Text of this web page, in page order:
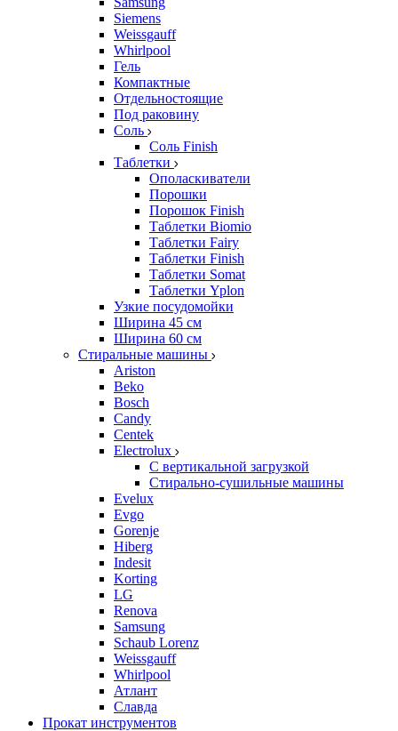
Siemens
Weissgauff
Whirlpool
Гель
Компактные
Отдельностоящие
Под раковину
Соль
Соль Finish
Таблетки
Ополаскиватели
Порошки
Порошок Finish
Таблетки Biomio
Таблетки Fairy
Таблетки Finish
Таблетки Somat
Таблетки Yplon
Узкие посудомойки
Ширина 45 см
Ширина 60 см
Стиральные машины
Ariston
Beko
Bosch
Candy
Centek
Electrolux
С вертикальной загрузкой
Стирально-сушильные машины
Evelux
Evgo
Gorenje
Hiberg
Indesit
Korting
LG
Renova
Samsung
Schaub Lorenz
Weissgauff
Whirlpool
Атлант
Славда
Прокат инструментов